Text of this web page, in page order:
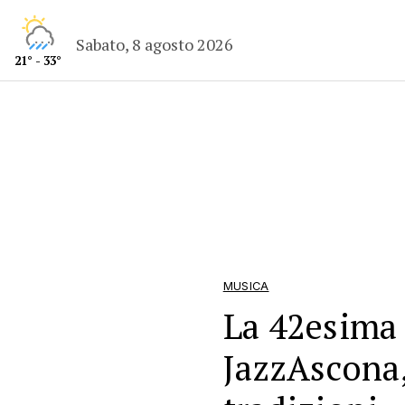
21° - 33°
Sabato, 8 agosto 2026
MUSICA
La